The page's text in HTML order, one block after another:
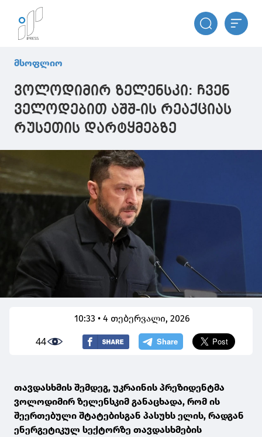
მსოფლიო
ვოლოდიმირ ზელენსკი: ჩვენ
ველოდებით აშშ-ის რეაქციას
რუსეთის დარტყმებზე
10:33 • 4 თებერვალი, 2026
44
თავდასხმის შემდეგ, უკრაინის პრეზიდენტმა
ვოლოდიმირ ზელენსკიმ განაცხადა, რომ ის
შეერთებული შტატებისგან პასუხს ელის, რადგან
ენერგეტიკულ სექტორზე თავდასხმების